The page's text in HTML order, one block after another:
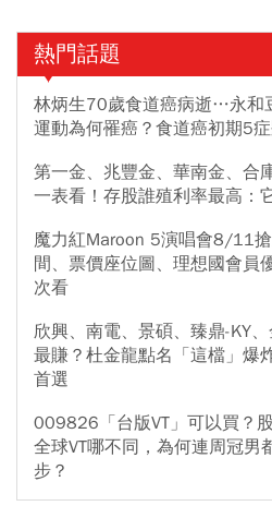
熱門話題
林炳生70歲食道癌病逝…永和
運動為何罹癌？食道癌初期5
第一金、兆豐金、華南金、
一表看！存股誰殖利率最高：
魔力紅Maroon 5演唱會8/11
間、票價座位圖、理想國會員
次看
欣興、南電、景碩、臻鼎-KY
最賺？杜金龍點名「這檔」爆
首選
009826「台版VT」可以買？
全球VT哪不同，為何連周冠
步？